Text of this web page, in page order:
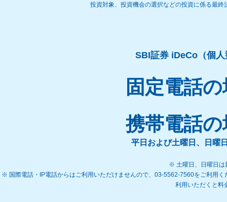
投資対象、投資機会の選択などの投資に係る最
SBI証券 iDeCo（個
固定電話
携帯電話
平日および土曜日、日曜
※ 土曜日、日曜日は
※ 国際電話・IP電話からはご利用いただけませんので、03-5562-7560をご利用
利用いただくと料